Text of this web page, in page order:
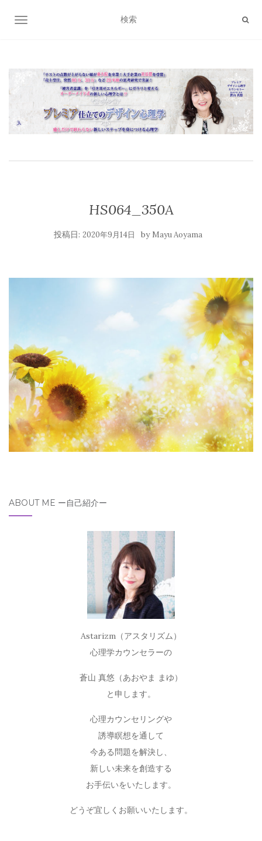
ナビゲーション切り替え
HS064_350A
投稿日: 2020年9月14日 by Mayu Aoyama
ABOUT ME ー自己紹介ー
Astarizm（アスタリズム）
心理学カウンセラーの
蒼山 真悠（あおやま まゆ）
と申します。
心理カウンセリングや
誘導瞑想を通して
今ある問題を解決し、
新しい未来を創造する
お手伝いをいたします。
どうぞ宜しくお願いいたします。